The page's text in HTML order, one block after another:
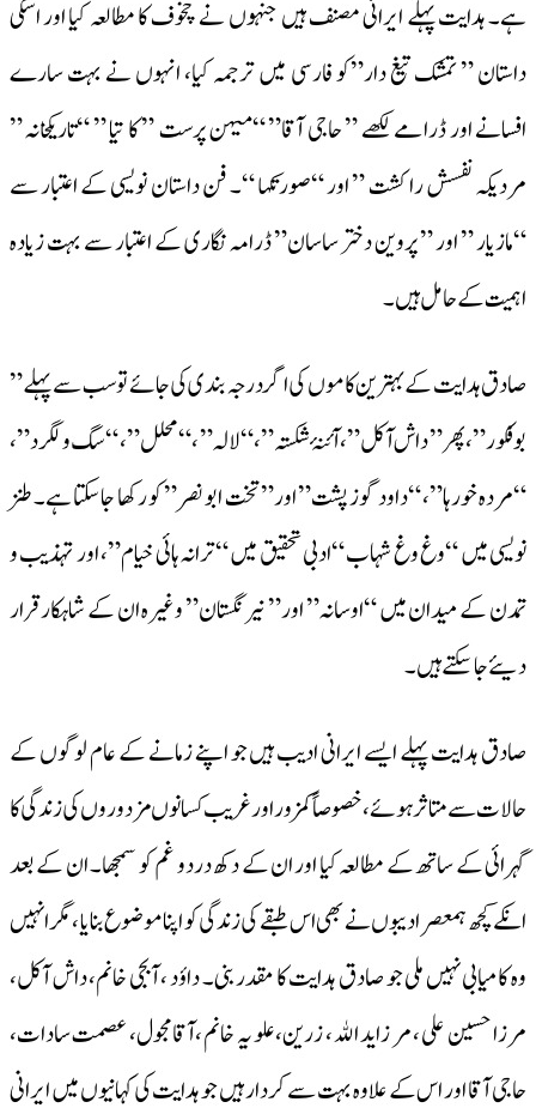
ہے۔ ہدایت پہلے ایرانی مصنف ہیں جنہوں نے چخوف کا مطالعہ کیا اور اسکی
داستان ” تمشک تیغ دار”کو فارسی میں ترجمہ کیا، انہوں نے بہت سارے
افسانے اور ڈرامے لکھے ” حاجی آقا” “میہن پرست ” کا تیا ” “تاریکخانہ ”
مردیکہ نفسش را کشت ” اور “صورتکہا “۔ فن داستان نویسی کے اعتبار سے
“مازیار ” اور ” پروین دختر ساسان” ڈرامہ نگاری کے اعتبار سے بہت زیادہ
اہمیت کے حامل ہیں۔
صادق ہدایت کے بہترین کاموں کی اگر درجہ بندی کی جائے تو سب سے پہلے ”
بوفکور”، پھر” داش آکل”، آئنۂ شکستہ”، “لالہ” ، “محلل” ، “سگ ولگرد”،
“مرده خورہا”، “داود گوز پشت” اور” تخت ابو نصر ” کو رکھا جاسکتا ہے۔ طنز
نویسی میں “وغ وغ شہاب “ادبی تحقیق میں “ترانہ ہائی خیام”، اور تہذیب و
تمدن کے میدان میں “اوسانہ” اور” نیر نگستان” وغیرہ ان کے شاہکار قرار
دیئے جاسکتے ہیں۔
صادق ہدایت پہلے ایسے ایرانی ادیب ہیں جو اپنے زمانے کے عام لوگوں کے
حالات سے متاثر ہوئے، خصوصاً کمزور اور غریب کسانوں مزدوروں کی زندگی کا
گہرائی کے ساتھ کے مطالعہ کیا اور ان کے دکھ دردو غم کو سمجھا۔ ان کے بعد
انکے کچھ ہمعصر ادیبوں نے بھی اس طبقے کی زندگی کو اپنا موضوع بنایا ،مگر انہیں
وہ کامیابی نہیں ملی جو صادق ہدایت کا مقدر بنی۔ داؤد ، آبجی خانم، داش آکل،
مرزا حسین علی ، مر زايد الله ، زرین، علو یہ خانم ،آقا مجول، عصمت سادات،
حاجی آقا اور اس کے علاوہ بہت سے کردار ہیں جو ہدایت کی کہانیوں میں ایرانی